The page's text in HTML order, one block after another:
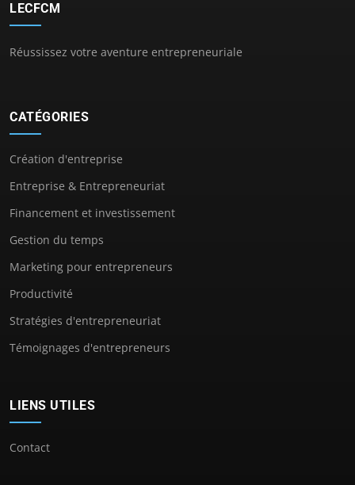
LECFCM
Réussissez votre aventure entrepreneuriale
CATÉGORIES
Création d'entreprise
Entreprise & Entrepreneuriat
Financement et investissement
Gestion du temps
Marketing pour entrepreneurs
Productivité
Stratégies d'entrepreneuriat
Témoignages d'entrepreneurs
LIENS UTILES
Contact